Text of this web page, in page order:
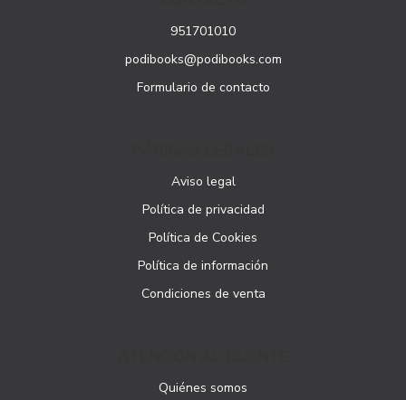
951701010
podibooks@podibooks.com
Formulario de contacto
Aviso legal
Política de privacidad
Política de Cookies
Política de información
Condiciones de venta
Quiénes somos